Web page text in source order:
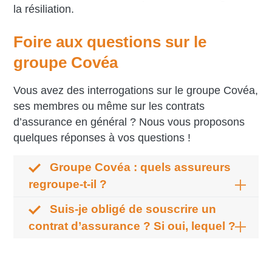
la résiliation.
Foire aux questions sur le
groupe Covéa
Vous avez des interrogations sur le groupe Covéa,
ses membres ou même sur les contrats
d’assurance en général ? Nous vous proposons
quelques réponses à vos questions !
Groupe Covéa : quels assureurs
regroupe-t-il ?
Suis-je obligé de souscrire un
contrat d’assurance ? Si oui, lequel ?